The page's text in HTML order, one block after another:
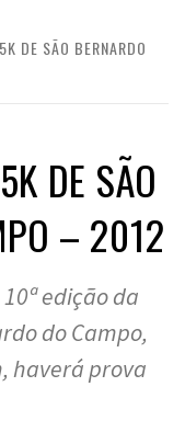
DE SÃO BERNARDO
DE SÃO
– 2012
edição da
do Campo,
haverá prova